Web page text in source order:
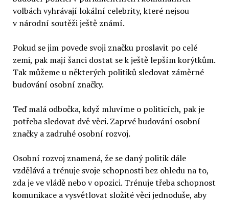
volbách vyhrávají lokální celebrity, které nejsou
v národní soutěži ještě známí.
Pokud se jim povede svoji značku proslavit po celé
zemi, pak mají šanci dostat se k ještě lepším korýtkům.
Tak můžeme u některých politiků sledovat záměrné
budování osobní značky.
Teď malá odbočka, když mluvíme o politicích, pak je
potřeba sledovat dvě věci. Zaprvé budování osobní
značky a zadruhé osobní rozvoj.
Osobní rozvoj znamená, že se daný politik dále
vzdělává a trénuje svoje schopnosti bez ohledu na to,
zda je ve vládě nebo v opozici. Trénuje třeba schopnost
komunikace a vysvětlovat složité věci jednoduše, aby